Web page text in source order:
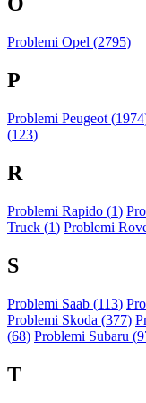
Problemi Opel (2795)
P
Problemi Peugeot (1974
(123)
R
Problemi Rapido (1)
Truck (1) Problemi
S
Problemi Saab (113)
Problemi Skoda (377)
(68) Problemi Subaru (
T